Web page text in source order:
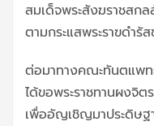
สมเด็จพระสังฆราชสก
ตามกระแสพระราฃดำรั
ต่อมาทางคณะทันตแพ
ได้ขอพระราชทานผงจิต
เพื่ออัญเชิญมาประดิษฐ